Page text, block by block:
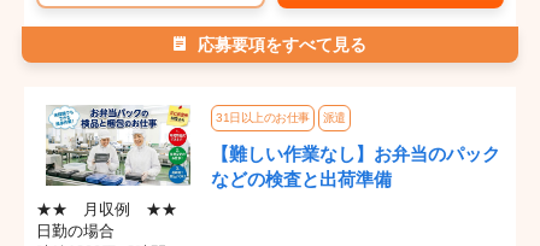
応募要項をすべて見る
31日以上のお仕事 派遣
【難しい作業なし】お弁当のパック
などの検査と出荷準備
★★ 月収例 ★★
日勤の場合